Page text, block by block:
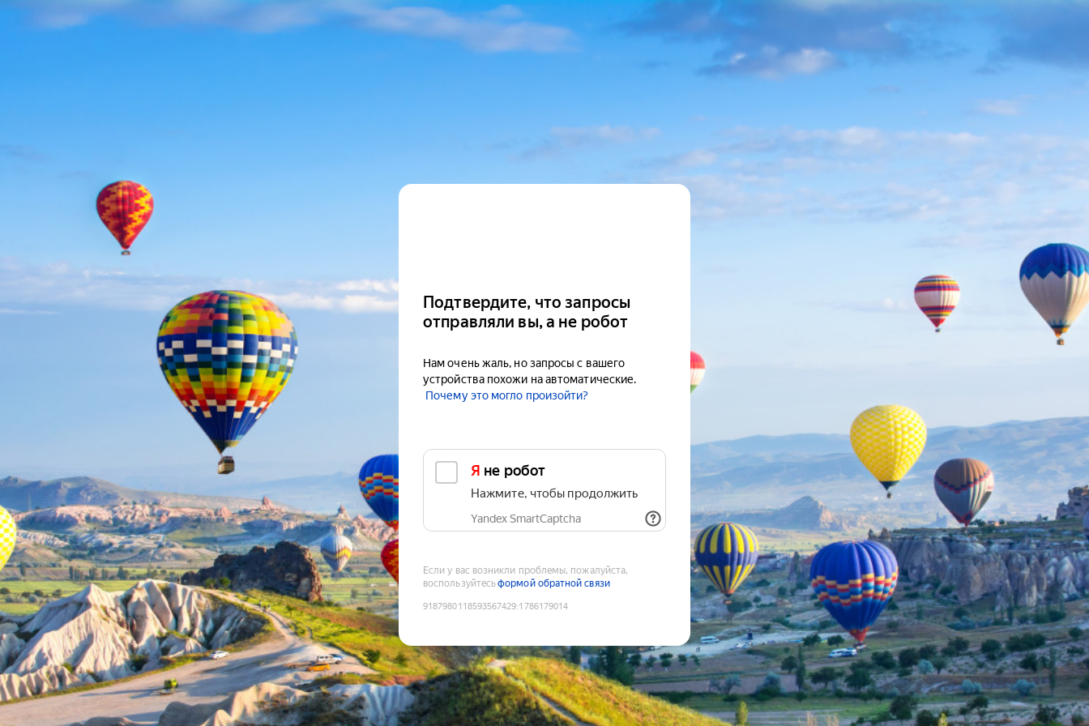
Подтвердите, что запросы
отправляли вы, а не робот
Нам очень жаль, но запросы с вашего
устройства похожи на автоматические.
Почему это могло произойти?
Я не робот
Нажмите, чтобы продолжить
Yandex SmartCaptcha
Если у вас возникли проблемы, пожалуйста,
воспользуйтесьформой обратной связи
9187980118593567429:1786179014